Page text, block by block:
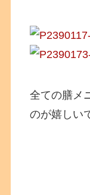
全ての膳メ
のが嬉しい